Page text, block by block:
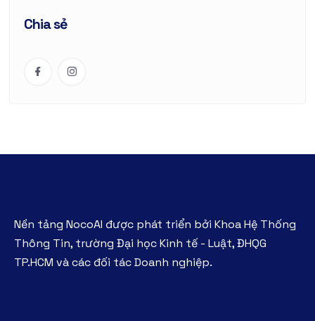
Chia sẻ
Nền tảng NocoAI được phát triển bởi Khoa Hệ Thống
Thông Tin, trường Đại học Kinh tế - Luật, ĐHQG
TP.HCM và các đối tác Doanh nghiệp.